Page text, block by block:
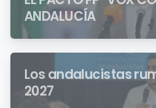
ANDALUCÍA
Los andalucistas
2027